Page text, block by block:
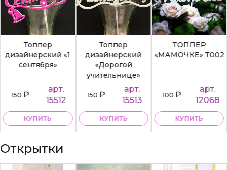
Топпер
дизайнерский «1
сентября»
150₽
арт.
15512
КУПИТЬ
Топпер
дизайнерский
«Дорогой
учительнице»
150₽
арт.
15513
КУПИТЬ
ТОППЕР
«МАМОЧКЕ» Т002
100₽
арт.
12068
КУПИТЬ
Открытки